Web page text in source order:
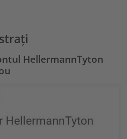
HellermannTyton